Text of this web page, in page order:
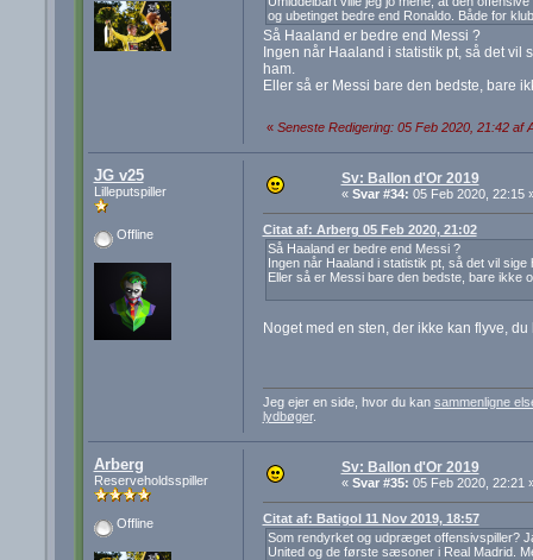
og ubetinget bedre end Ronaldo. Både for
Så Haaland er bedre end Messi ?
Ingen når Haaland i statistik pt, så det vil
ham.
Eller så er Messi bare den bedste, bare
« Seneste Redigering: 05 Feb 2020, 21:42 af
JG v25
Lilleputspiller
Offline
Sv: Ballon d'Or 2019
« Svar #34: 05 Feb 2020, 22:15
Citat af: Arberg 05 Feb 2020, 21:02
Så Haaland er bedre end Messi ?
Ingen når Haaland i statistik pt, så det vil
Eller så er Messi bare den bedste, bare ikke
Noget med en sten, der ikke kan flyve,
Jeg ejer en side, hvor du kan sammenligne
lydbøger.
Arberg
Reserveholdsspiller
Offline
Sv: Ballon d'Or 2019
« Svar #35: 05 Feb 2020, 22:21
Citat af: Batigol 11 Nov 2019, 18:57
Som rendyrket og udpræget offensivspiller?
United og de første sæsoner i Real Madrid.